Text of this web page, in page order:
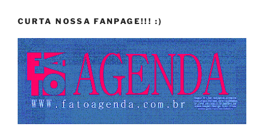
CURTA NOSSA FANPAGE!!! :)